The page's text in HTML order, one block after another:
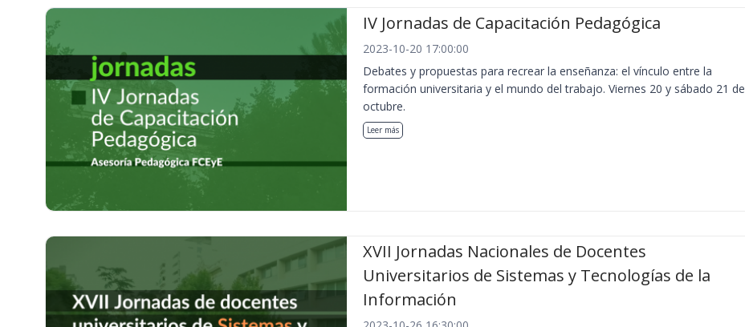
IV Jornadas de Capacitación Pedagógica
2023-10-20 17:00:00
Debates y propuestas para recrear la enseñanza: el vínculo entre la
formación universitaria y el mundo del trabajo. Viernes 20 y sábado 21 de
octubre.
Leer más
XVII Jornadas Nacionales de Docentes
Universitarios de Sistemas y Tecnologías de la
Información